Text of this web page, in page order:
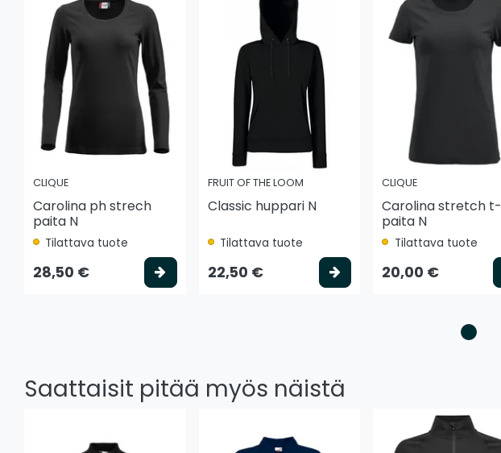
CLIQUE
Carolina ph strech
paita N
Tilattava tuote
28,50 € Valitse vaihtoehto
FRUIT OF THE LOOM
Classic huppari N
Tilattava tuote
22,50 € Valitse vaihtoehto
CLIQUE
Carolina stretch t-
paita N
Tilattava tuote
20,00 €
Saattaisit pitää myös näistä